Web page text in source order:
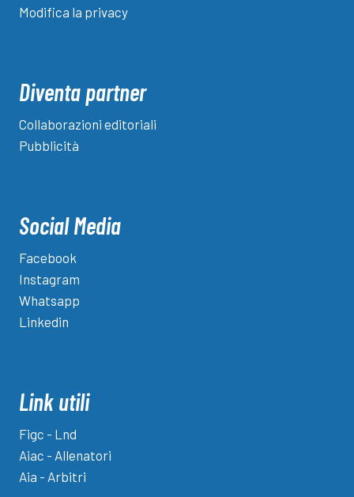
Modifica la privacy
Diventa partner
Collaborazioni editoriali
Pubblicità
Social Media
Facebook
Instagram
Whatsapp
Linkedin
Link utili
Figc - Lnd
Aiac - Allenatori
Aia - Arbitri